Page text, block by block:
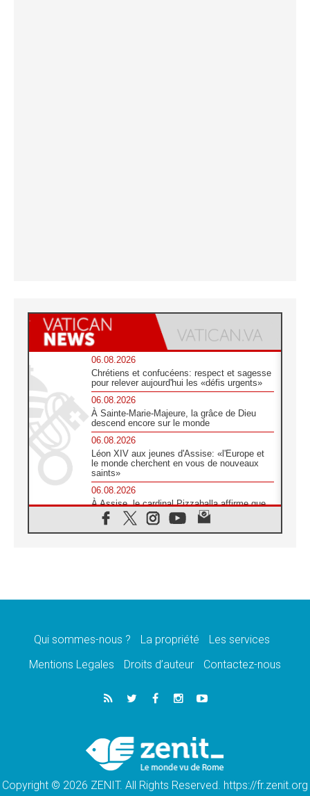
06.08.2026
Chrétiens et confucéens: respect et sagesse
pour relever aujourd'hui les «défis urgents»
06.08.2026
À Sainte-Marie-Majeure, la grâce de Dieu
descend encore sur le monde
06.08.2026
Léon XIV aux jeunes d'Assise: «l'Europe et
le monde cherchent en vous de nouveaux
saints»
06.08.2026
À Assise, le cardinal Pizzaballa affirme que
«les chrétiens veulent la paix»
06.08.2026
message de paix et de dignité humaine»
«La visite du Pape en Uruguay renforcera
05.08.2026
Le nonce en Ukraine: «Il est inquiétant
Léon XIV au Pérou, une lueur d'espoir pour
un peuple en quête de paix
Qui sommes-nous ? La propriété
Les services
Mentions Legales
Droits d’auteur Contactez-nous
Copyright © 2026 ZENIT. All Rights Reserved. https://fr.zenit.org